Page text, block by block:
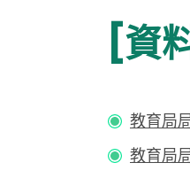
[資
教育局
教育局